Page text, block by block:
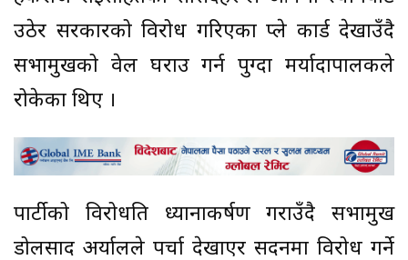
उठेर सरकारको विरोध गरिएका प्ले कार्ड देखाउँदै
सभामुखको वेल घराउ गर्न पुग्दा मर्यादापालकले
रोकेका थिए ।
पार्टीको विरोधप्रति ध्यानाकर्षण गराउँदै सभामुख
डोलप्रसाद अर्यालले पर्चा देखाएर सदनमा विरोध गर्ने